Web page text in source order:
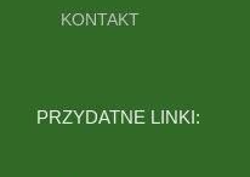
KONTAKT
PRZYDATNE LINKI: